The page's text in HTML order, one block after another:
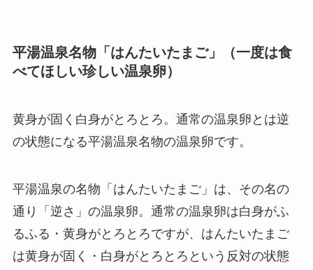
平湯温泉名物「はんたいたまご」（一度は食
べてほしい珍しい温泉卵）
黄身が固く白身がとろとろ。通常の温泉卵とは逆
の状態になる平湯温泉名物の温泉卵です。
平湯温泉の名物「はんたいたまご」は、その名の
通り「逆さ」の温泉卵。通常の温泉卵は白身がふ
るふる・黄身がとろとろですが、はんたいたまご
は黄身が固く・白身がとろとろという反対の状態